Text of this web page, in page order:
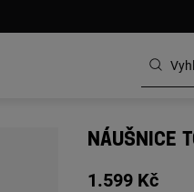
NÁUŠNICE
1.599 Kč